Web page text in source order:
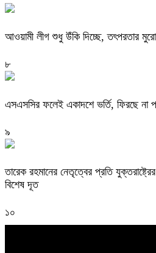
আওয়ামী লীগ শুধু উঁকি দিচ্ছে, তৎপরতার মুরোদ
৮
এসএসসির ফলেই একাদশে ভর্তি, ফিরছে না
৯
তারেক রহমানের নেতৃত্বের প্রতি
বিশেষ দূত
১০